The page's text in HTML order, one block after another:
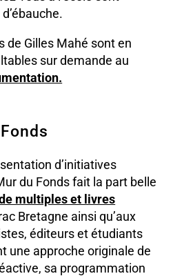
de Gilles Mahé sont en
sur demande au
d’initiatives
du Fonds fait la part belle
multiples et livres
Bretagne ainsi qu’aux
éditeurs et étudiants
une approche originale de
sa programmation